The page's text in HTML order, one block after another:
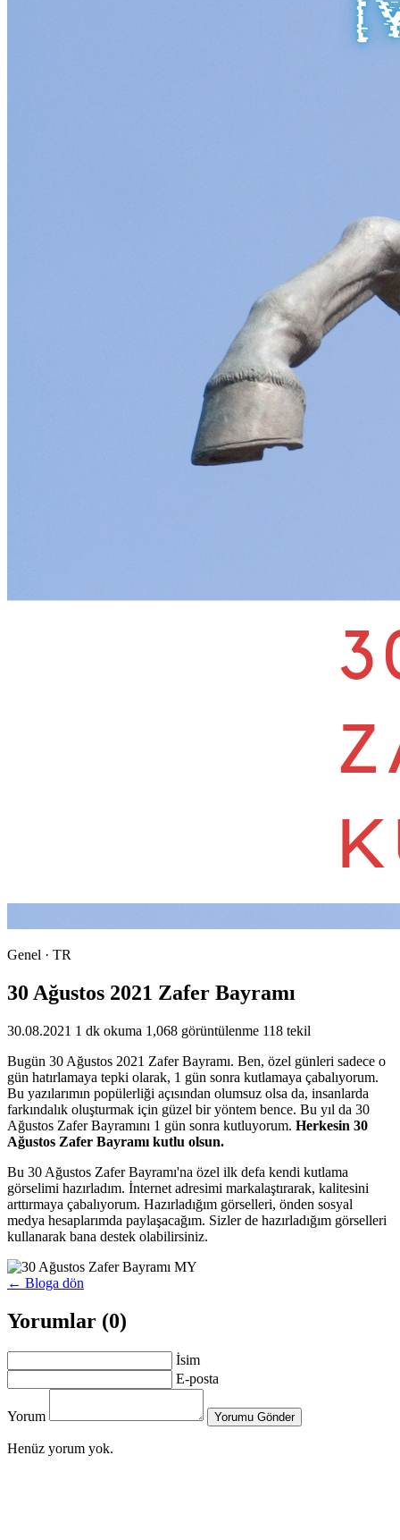
Genel · TR
30 Ağustos 2021 Zafer Bayramı
30.08.2021 1 dk okuma 1,068 görüntülenme 118 tekil
Bugün 30 Ağustos 2021 Zafer Bayramı. Ben, özel günleri sadece o
gün hatırlamaya tepki olarak, 1 gün sonra kutlamaya çabalıyorum.
Bu yazılarımın popülerliği açısından olumsuz olsa da, insanlarda
farkındalık oluşturmak için güzel bir yöntem bence. Bu yıl da 30
Ağustos Zafer Bayramını 1 gün sonra kutluyorum. Herkesin 30
Ağustos Zafer Bayramı kutlu olsun.
Bu 30 Ağustos Zafer Bayramı'na özel ilk defa kendi kutlama
görselimi hazırladım. İnternet adresimi markalaştırarak, kalitesini
arttırmaya çabalıyorum. Hazırladığım görselleri, önden sosyal
medya hesaplarımda paylaşacağım. Sizler de hazırladığım görselleri
kullanarak bana destek olabilirsiniz.
← Bloga dön
Yorumlar (0)
İsim
E-posta
Yorum Yorumu Gönder
Henüz yorum yok.